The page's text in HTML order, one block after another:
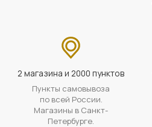
2 магазина и 2000 пунктов
Пункты самовывоза
по всей России.
Магазины в Санкт-
Петербурге.